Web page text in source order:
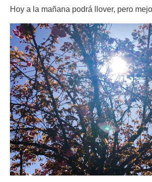
Hoy a la mañana podrá llover, pero